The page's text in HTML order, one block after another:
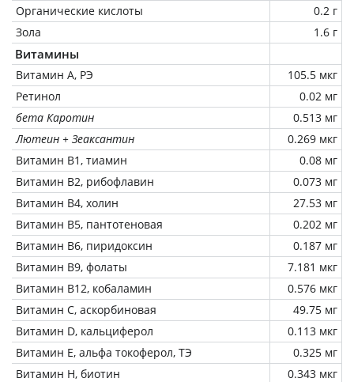
Органические кислоты
0.2 г
Зола
1.6 г
Витамины
Витамин А, РЭ
105.5 мкг
Ретинол
0.02 мг
бета Каротин
0.513 мг
Лютеин + Зеаксантин
0.269 мкг
Витамин В1, тиамин
0.08 мг
Витамин В2, рибофлавин
0.073 мг
Витамин В4, холин
27.53 мг
Витамин В5, пантотеновая
0.202 мг
Витамин В6, пиридоксин
0.187 мг
Витамин В9, фолаты
7.181 мкг
Витамин В12, кобаламин
0.576 мкг
Витамин C, аскорбиновая
49.75 мг
Витамин D, кальциферол
0.113 мкг
Витамин Е, альфа токоферол, ТЭ
0.325 мг
Витамин Н, биотин
0.343 мкг